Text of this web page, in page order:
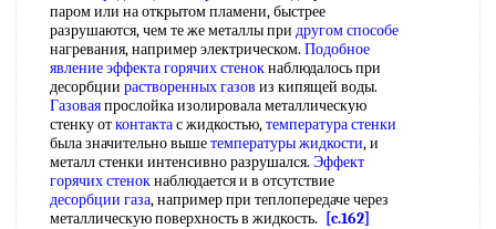
паром или на открытом пламени, быстрее
разрушаются, чем те же металлы при другом способе
нагревания, например электрическом. Подобное
явлениеэффекта горячих стенокнаблюдалось при
десорбции растворенных газов из кипящей воды.
Газоваяпрослойка изолировала металлическую
стенку отконтактас жидкостью,температура стенки
была значительно вышетемпературы жидкости, и
металл стенки интенсивно разрушался. Эффект
горячих стенокнаблюдается и в отсутствие
десорбции газа, например при теплопередаче через
металлическую поверхность в жидкость.
[c.162]